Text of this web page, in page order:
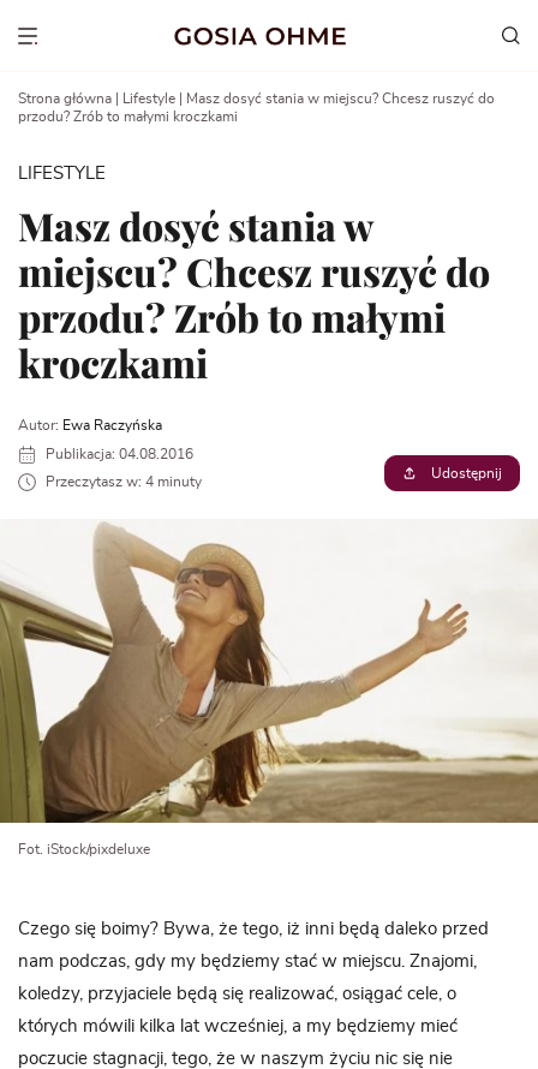
Show menu
Strona główna Lifestyle
Masz dosyć stania w miejscu? Chcesz ruszyć do
przodu? Zrób to małymi kroczkami
LIFESTYLE
Masz dosyć stania w
miejscu? Chcesz ruszyć do
przodu? Zrób to małymi
kroczkami
Autor: Ewa Raczyńska
Publikacja: 04.08.2016
Przeczytasz w: 4 minuty
Udostępnij
Fot. iStock/pixdeluxe
Czego się boimy? Bywa, że tego, iż inni będą daleko przed
nam podczas, gdy my będziemy stać w miejscu. Znajomi,
koledzy, przyjaciele będą się realizować, osiągać cele, o
których mówili kilka lat wcześniej, a my będziemy mieć
poczucie stagnacji, tego, że w naszym życiu nic się nie